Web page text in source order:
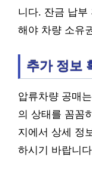
니다. 잔금 납부
해야 차량 소유
추가 정보
압류차량 공매
의 상태를 꼼꼼
지에서 상세 정
하시기 바랍니